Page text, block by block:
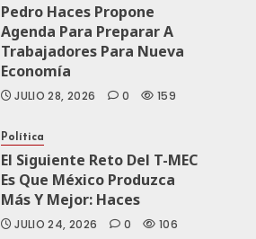
Pedro Haces Propone
Agenda Para Preparar A
Trabajadores Para Nueva
Economía
JULIO 28, 2026 0 159
Política
El Siguiente Reto Del T-MEC
Es Que México Produzca
Más Y Mejor: Haces
JULIO 24, 2026 0 106